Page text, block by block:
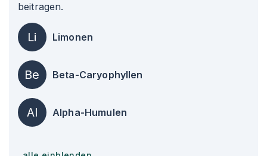
beitragen.
Li Limonen
Be Beta-Caryophyllen
Al Alpha-Humulen